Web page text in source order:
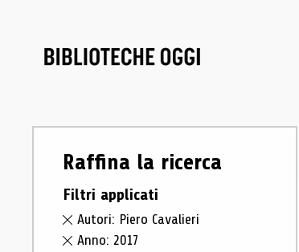
Raffina la ricerca
Filtri applicati
Autori: Piero Cavalieri
Anno: 2017